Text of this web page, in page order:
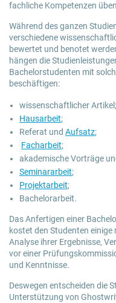
fachliche Kompetenzen
Während des ganzen
verschiedene
bewertet und benotet
hängen die
Bachelorstudenten mit
beschäftigen:
wissenschaftlicher Artikel;
Hausarbeit;
Referat und Aufsatz;
Facharbeit;
akademische Vorträge
Seminararbeit;
Projektarbeit;
Bachelorarbeit.
Das Anfertigen einer
kostet den Studenten
Analyse ihrer Ergebnisse,
vor einer
und Kenntnisse.
Deswegen entscheiden die
Unterstützung von